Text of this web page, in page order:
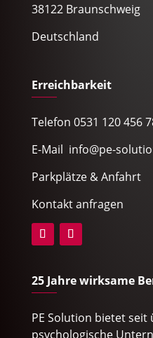
38122 Braunschweig
Deutschland
Erreichbarkeit
Telefon 0531 120 456
E-Mail info@pe-
Parkplätze & Anfahrt
Kontakt anfragen
25 Jahre wirksame
PE Solution bietet seit
psychologische